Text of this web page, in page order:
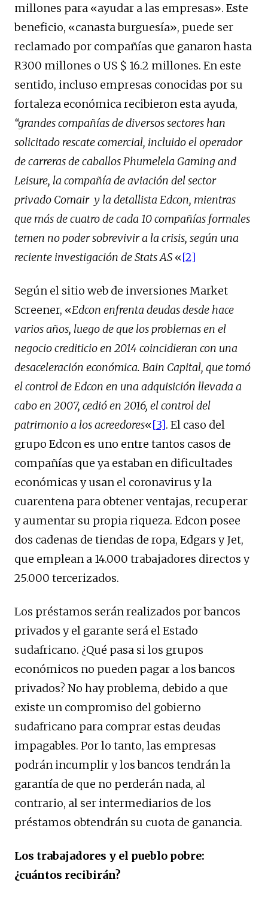
millones para «ayudar a las empresas». Este
beneficio, «canasta burguesía», puede ser
reclamado por compañías que ganaron hasta
R300 millones o US $ 16.2 millones. En este
sentido, incluso empresas conocidas por su
fortaleza económica recibieron esta ayuda,
“grandes compañías de diversos sectores han
solicitado rescate comercial, incluido el operador
de carreras de caballos Phumelela Gaming and
Leisure, la compañía de aviación del sector
privado Comair y la detallista Edcon, mientras
que más de cuatro de cada 10 compañías formales
temen no poder sobrevivir a la crisis, según una
reciente investigación de Stats AS «[2]
Según el sitio web de inversiones Market
Screener, «Edcon enfrenta deudas desde hace
varios años, luego de que los problemas en el
negocio crediticio en 2014 coincidieran con una
desaceleración económica. Bain Capital, que tomó
el control de Edcon en una adquisición llevada a
cabo en 2007, cedió en 2016, el control del
patrimonio a los acreedores«[3]. El caso del
grupo Edcon es uno entre tantos casos de
compañías que ya estaban en dificultades
económicas y usan el coronavirus y la
cuarentena para obtener ventajas, recuperar
y aumentar su propia riqueza. Edcon posee
dos cadenas de tiendas de ropa, Edgars y Jet,
que emplean a 14.000 trabajadores directos y
25.000 tercerizados.
Los préstamos serán realizados por bancos
privados y el garante será el Estado
sudafricano. ¿Qué pasa si los grupos
económicos no pueden pagar a los bancos
privados? No hay problema, debido a que
existe un compromiso del gobierno
sudafricano para comprar estas deudas
impagables. Por lo tanto, las empresas
podrán incumplir y los bancos tendrán la
garantía de que no perderán nada, al
contrario, al ser intermediarios de los
préstamos obtendrán su cuota de ganancia.
Los trabajadores y el pueblo pobre:
¿cuántos recibirán?